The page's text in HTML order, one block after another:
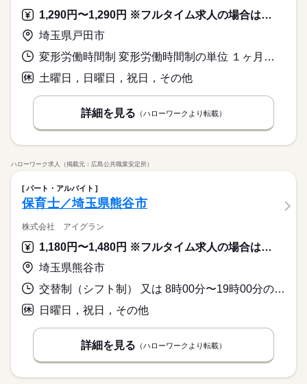
1,290円〜1,290円 ※フルタイム求人の場合は月額（換算額）、パート求人の場合は時間額を表示しています。
埼玉県戸田市
変形労働時間制 変形労働時間制の単位 １ヶ月単位 又は 8時30分〜18時30分の時間の間の8時間程度 就業時間に関する特記事項 シフト制（変形労働時間制１３０～１５９時間／月）
土曜日，日曜日，祝日，その他
詳細を見る （ハローワークより転載）
ハローワーク求人（掲載元：広島公共職業安定所）
パート・アルバイト
保育士／埼玉県熊谷市
株式会社 アイグラン
1,180円〜1,480円 ※フルタイム求人の場合は月額（換算額）、パート求人の場合は時間額を表示しています。
埼玉県熊谷市
交替制（シフト制） 又は 8時00分〜19時00分の時間の間の6時間程度 就業時間に関する特記事項 ・早番もしくは遅番勤務可能な方
日曜日，祝日，その他
詳細を見る （ハローワークより転載）